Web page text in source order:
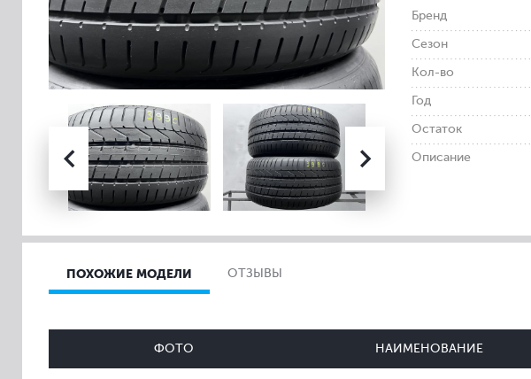
Бренд
Сезон
Кол-во
Год
Остаток
Описание
ПОХОЖИЕ МОДЕЛИ ОТЗЫВЫ
ФОТО НАИМЕНОВАНИЕ